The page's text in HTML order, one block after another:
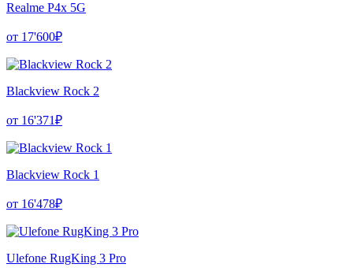
Realme P4x 5G
от 17'600₽
Blackview Rock 2
от 16'371₽
Blackview Rock 1
от 16'478₽
Ulefone RugKing 3 Pro